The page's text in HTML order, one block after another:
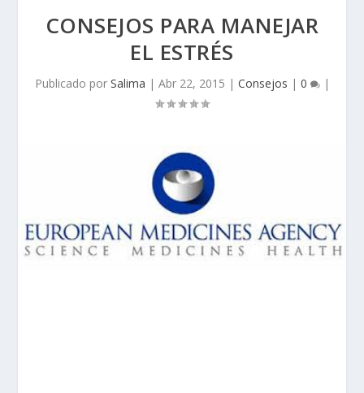
CONSEJOS PARA MANEJAR
EL ESTRÉS
Publicado por Salima | Abr 22, 2015 | Consejos | 0 |